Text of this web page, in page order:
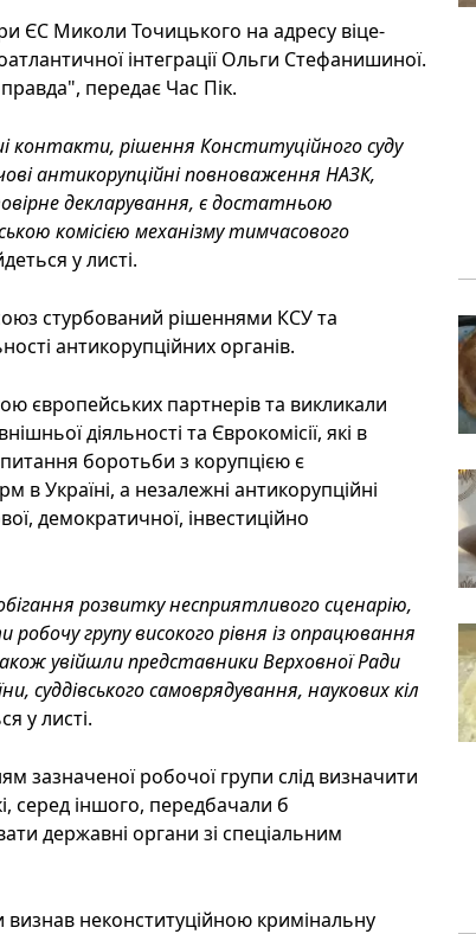
ЄС Миколи Точицького на адресу віце-
інтеграції Ольги Стефанишиної.
передає Час Пік.
контакти, рішення Конституційного суду
антикорупційні повноваження НАЗК,
декларування, є достатньою
комісією механізму тимчасового
у листі.
стурбований рішеннями КСУ та
антикорупційних органів.
європейських партнерів та викликали
діяльності та Єврокомісії, які в
боротьби з корупцією є
Україні, а незалежні антикорупційні
демократичної, інвестиційно
розвитку несприятливого сценарію,
групу високого рівня із опрацювання
увійшли представники Верховної Ради
суддівського самоврядування, наукових кіл
у листі.
зазначеної робочої групи слід визначити
серед іншого, передбачали б
державні органи зі спеціальним
визнав неконституційною кримінальну